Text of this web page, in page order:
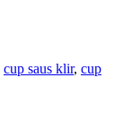
cup saus klir, cup